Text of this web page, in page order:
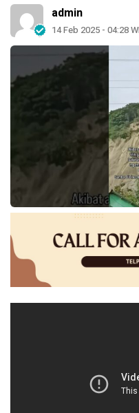
admin
14 Feb 2025 - 04:28